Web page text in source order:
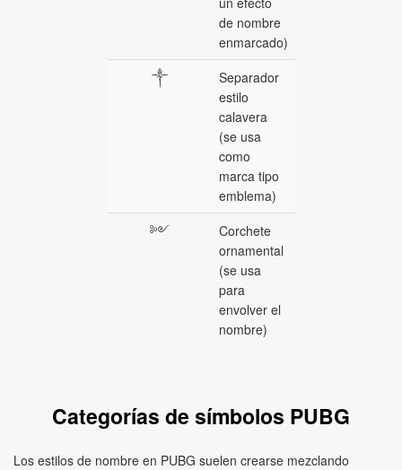
de nombre
enmarcado)
༒
Separador
estilo
calavera
(se usa
como
marca tipo
emblema)
༻
Corchete
ornamental
(se usa
para
envolver el
nombre)
Categorías de símbolos PUBG
Los estilos de nombre en PUBG suelen crearse mezclando